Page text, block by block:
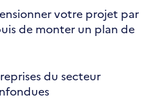
votre projet par
de monter un plan de
du secteur